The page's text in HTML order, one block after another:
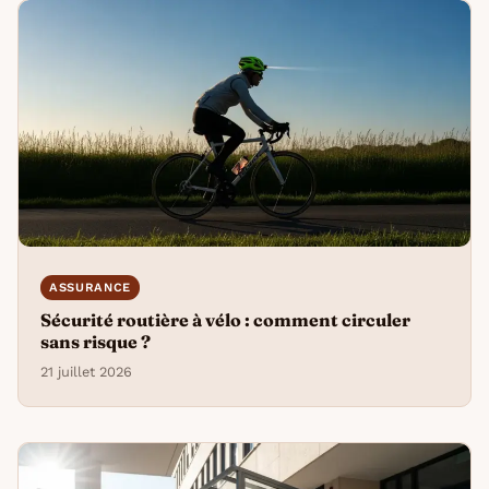
ASSURANCE
Sécurité routière à vélo : comment circuler
sans risque ?
21 juillet 2026